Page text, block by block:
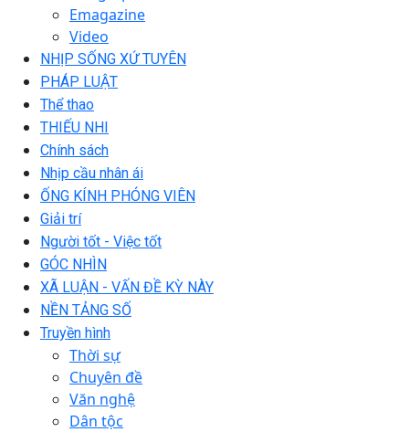
Emagazine
Video
NHỊP SỐNG XỨ TUYÊN
PHÁP LUẬT
Thể thao
THIẾU NHI
Chính sách
Nhịp cầu nhân ái
ỐNG KÍNH PHÓNG VIÊN
Giải trí
Người tốt - Việc tốt
GÓC NHÌN
XÃ LUẬN - VẤN ĐỀ KỲ NÀY
NỀN TẢNG SỐ
Truyền hình
Thời sự
Chuyên đề
Văn nghệ
Dân tộc